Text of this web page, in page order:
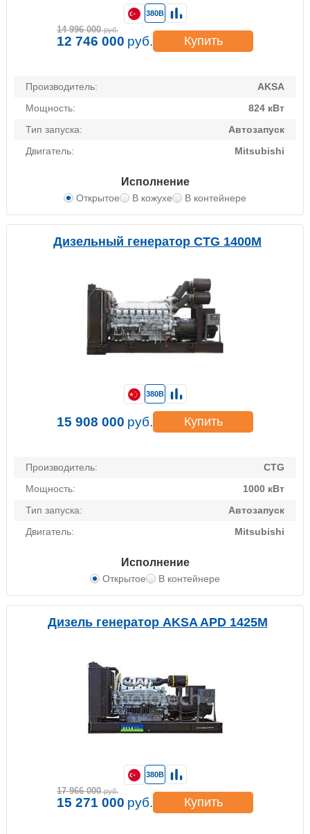
Производитель:
AKSA
Мощность:
824 кВт
Тип запуска:
Автозапуск
Двигатель:
Mitsubishi
Исполнение
Открытое В кожухе В контейнере
380В
14 996 000 руб.
12 746 000 руб. Купить
Дизельный генератор CTG 1400M
Производитель:
CTG
Мощность:
1000 кВт
Тип запуска:
Автозапуск
Двигатель:
Mitsubishi
Исполнение
Открытое В контейнере
380В
15 908 000 руб. Купить
Дизель генератор AKSA APD 1425M
380В
17 966 000 руб.
15 271 000 руб. Купить